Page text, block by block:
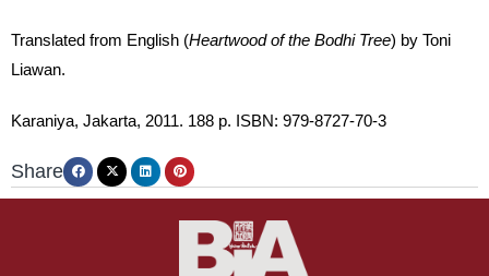
Translated from English (Heartwood of the Bodhi Tree) by Toni
Liawan.
Karaniya, Jakarta, 2011. 188 p. ISBN: 979-8727-70-3
Share